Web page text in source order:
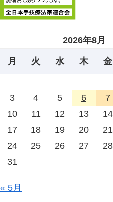
2026年8月
月 火 水 木 金
3
4 5 6 7
10
11 12 13 14
17
18 19 20 21
24
25 26 27 28
31
« 5月